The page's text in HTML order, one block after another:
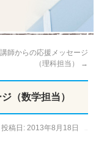
師からの応援メッセージ
（理科担当）
→
（数学担当）
投稿日: 2013年8月18日